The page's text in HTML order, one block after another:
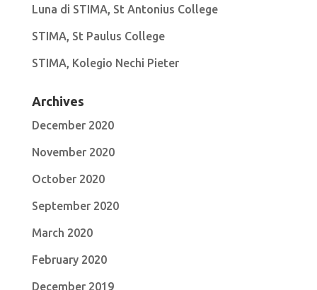
Luna di STIMA, St Antonius College
STIMA, St Paulus College
STIMA, Kolegio Nechi Pieter
Archives
December 2020
November 2020
October 2020
September 2020
March 2020
February 2020
December 2019